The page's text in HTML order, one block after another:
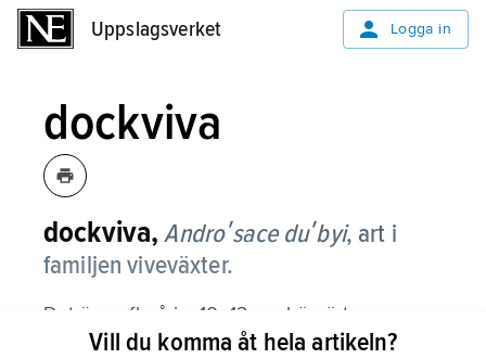
Uppslagsverket Logga in
dockviva
dockviva, Androʹsace duʹbyi, art i
familjen viveväxter.
Det är en flerårig, 10–12 cm hög ört, som
sprider sig med revor och bildar uppemot 50
Vill du komma åt hela artikeln?